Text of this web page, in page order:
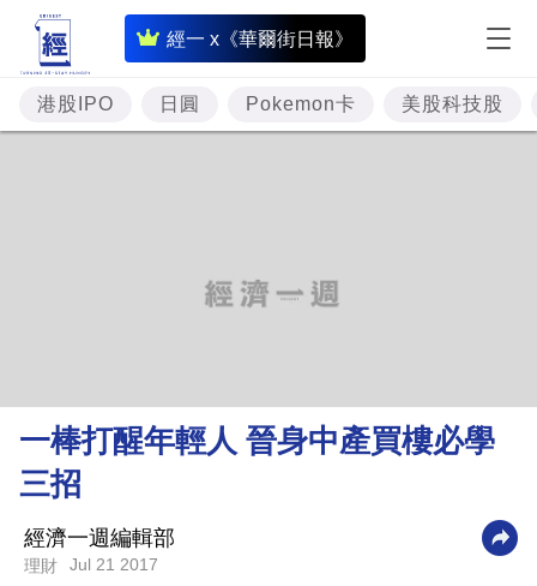
經一 x《華爾街日報》
即
時
財
經
理
財
業
科
港股IPO 日圓 Pokemon卡 美股科技股
一棒打醒年輕人 晉身中產買樓必學
三招
經濟一週編輯部
理財 Jul 21 2017